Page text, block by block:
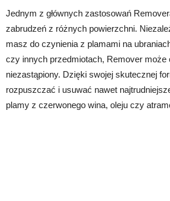
Jednym z głównych zastosowań
zabrudzeń z różnych powierzchni.
masz do czynienia z plamami na
czy innych przedmiotach, Remover może
niezastąpiony. Dzięki swojej skutecznej
rozpuszczać i usuwać nawet
plamy z czerwonego wina, oleju czy